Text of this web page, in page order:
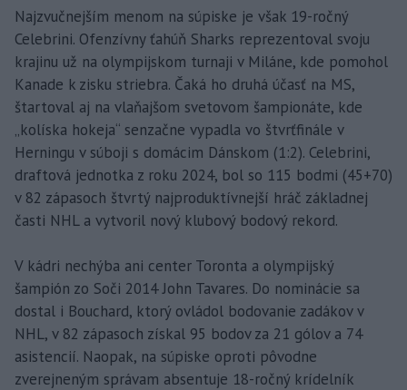
Najzvučnejším menom na súpiske je však 19-ročný
Celebrini. Ofenzívny ťahúň Sharks reprezentoval svoju
krajinu už na olympijskom turnaji v Miláne, kde pomohol
Kanade k zisku striebra. Čaká ho druhá účasť na MS,
štartoval aj na vlaňajšom svetovom šampionáte, kde
„kolíska hokeja“ senzačne vypadla vo štvrťfinále v
Herningu v súboji s domácim Dánskom (1:2). Celebrini,
draftová jednotka z roku 2024, bol so 115 bodmi (45+70)
v 82 zápasoch štvrtý najproduktívnejší hráč základnej
časti NHL a vytvoril nový klubový bodový rekord.
V kádri nechýba ani center Toronta a olympijský
šampión zo Soči 2014 John Tavares. Do nominácie sa
dostal i Bouchard, ktorý ovládol bodovanie zadákov v
NHL, v 82 zápasoch získal 95 bodov za 21 gólov a 74
asistencií. Naopak, na súpiske oproti pôvodne
zverejneným správam absentuje 18-ročný krídelník